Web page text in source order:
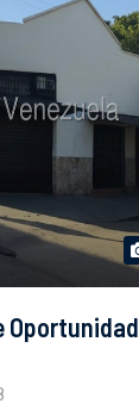
Oportunidad